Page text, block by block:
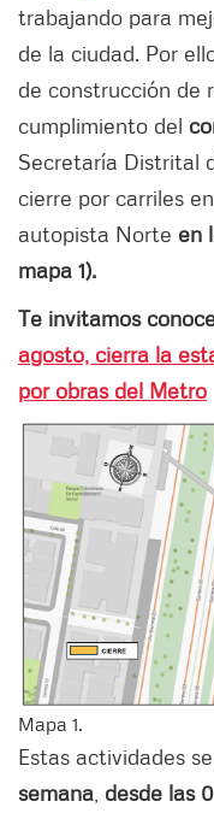
trabajando para
de la ciudad. Por
de construcción de
cumplimiento del
Secretaría Distrital
cierre por carriles
autopista Norte en
mapa 1).
Te invitamos
agosto, cierra la
por obras del Metro
Mapa 1.
Estas actividades
semana desde las